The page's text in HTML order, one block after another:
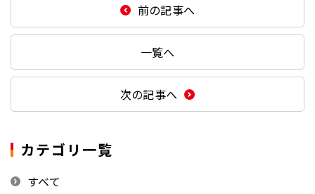
前の記事へ
一覧へ
次の記事へ
カテゴリ一覧
すべて